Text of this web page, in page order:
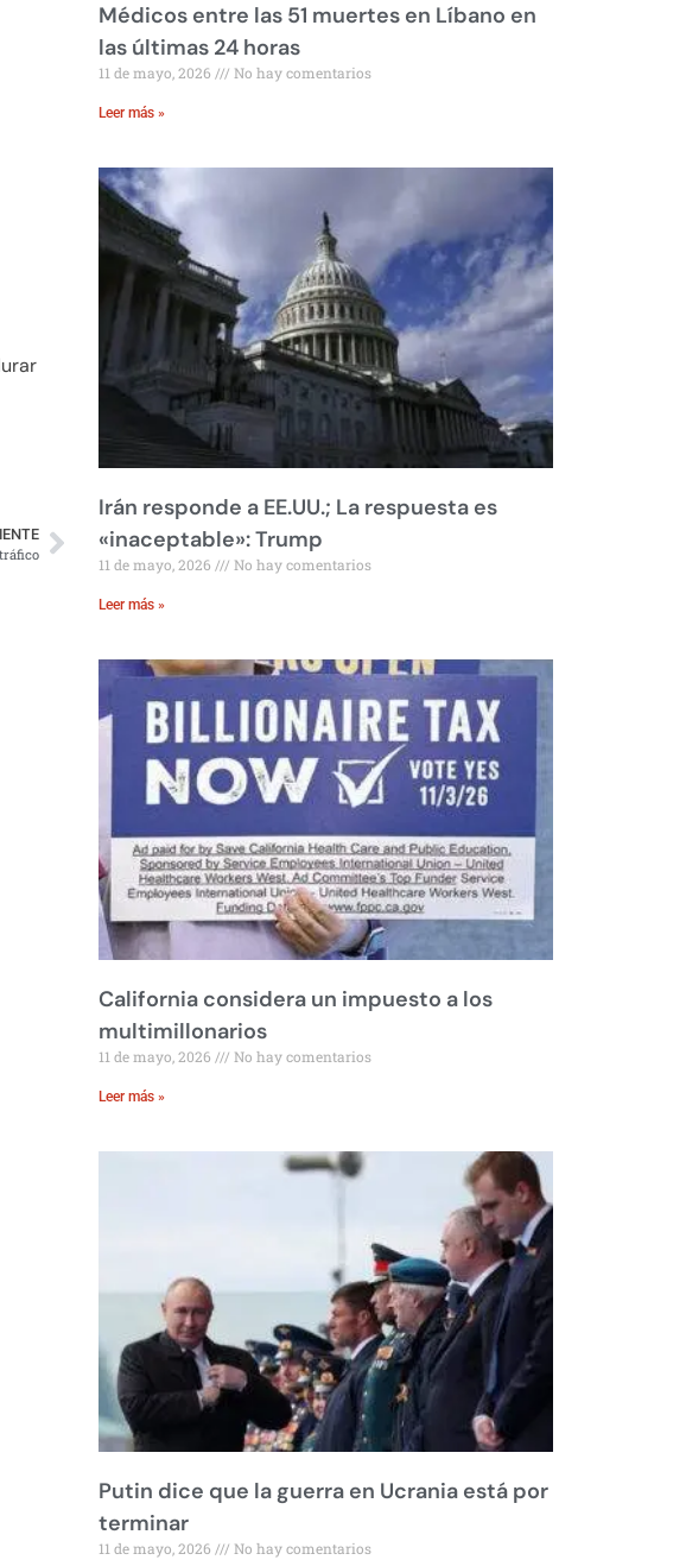
Médicos entre las 51 muertes en Líbano en
las últimas 24 horas
11 de mayo, 2026 No hay comentarios
Leer más »
Irán responde a EE.UU.; La respuesta es
«inaceptable»: Trump
11 de mayo, 2026 No hay comentarios
Leer más »
California considera un impuesto a los
multimillonarios
11 de mayo, 2026 No hay comentarios
Leer más »
Putin dice que la guerra en Ucrania está por
terminar
11 de mayo, 2026 No hay comentarios